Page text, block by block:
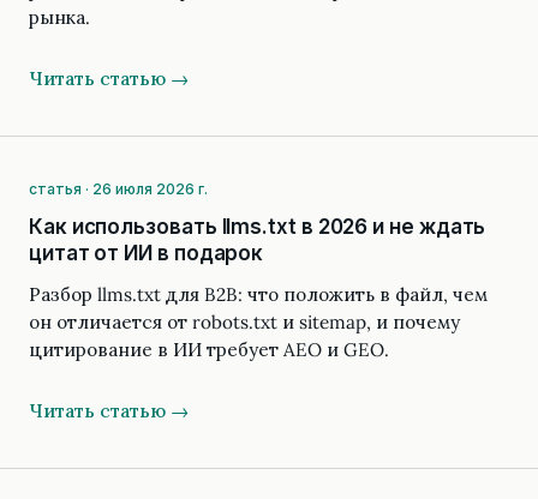
рынка.
Читать статью →
статья · 26 июля 2026 г.
Как использовать llms.txt в 2026 и не ждать
цитат от ИИ в подарок
Разбор llms.txt для B2B: что положить в файл, чем
он отличается от robots.txt и sitemap, и почему
цитирование в ИИ требует AEO и GEO.
Читать статью →